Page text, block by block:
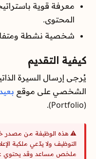
معرفة قوية
المحتوى.
شخصية نشطة
كيفية التقديم
يُرجى إرسال السيرة
الشخصي على موقع
(Portfolio).
⚠️ هذه الوظيفة من مصدر
التوظيف ولا يدّعي ملكية
ملخص مساعد وقد يحتوي